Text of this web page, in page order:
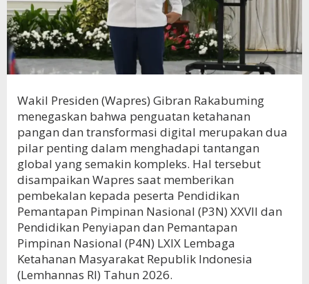
Wakil Presiden (Wapres) Gibran Rakabuming
menegaskan bahwa penguatan ketahanan
pangan dan transformasi digital merupakan dua
pilar penting dalam menghadapi tantangan
global yang semakin kompleks. Hal tersebut
disampaikan Wapres saat memberikan
pembekalan kepada peserta Pendidikan
Pemantapan Pimpinan Nasional (P3N) XXVII dan
Pendidikan Penyiapan dan Pemantapan
Pimpinan Nasional (P4N) LXIX Lembaga
Ketahanan Masyarakat Republik Indonesia
(Lemhannas RI) Tahun 2026.